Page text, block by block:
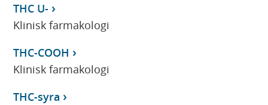
THC U-
Klinisk farmakologi
THC-COOH
Klinisk farmakologi
THC-syra